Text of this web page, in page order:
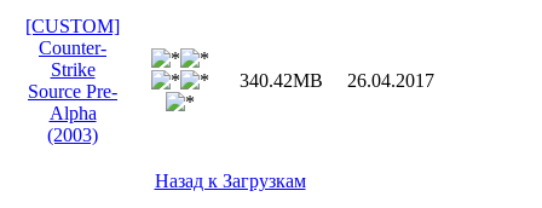
[CUSTOM]
Counter-
Strike
Source Pre-
Alpha
(2003)
340.42MB 26.04.2017
Назад к Загрузкам